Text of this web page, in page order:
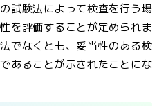
試験法によって検査を行う場
を評価することが定められま
でなくとも、妥当性のある検
あることが示されたことにな